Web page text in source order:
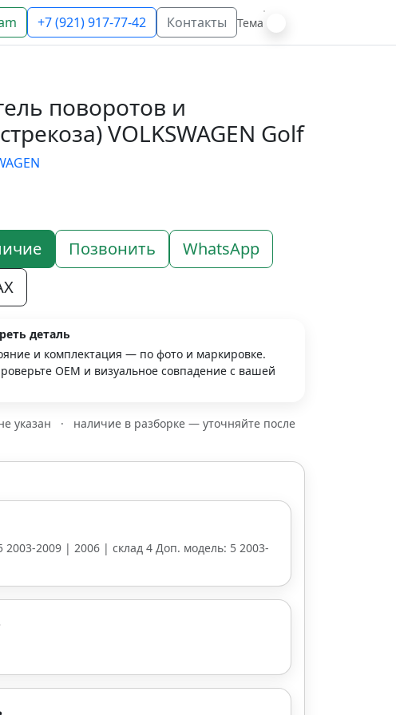
+7 (921) 917-77-42 Контакты Тема
поворотов и
VOLKSWAGEN Golf
Позвонить
WhatsApp
деталь
и комплектация — по фото и маркировке.
OEM и визуальное совпадение с вашей
указан ·
наличие в разборке — уточняйте после
2003-2009 | 2006 | склад 4 Доп. модель: 5 2003-